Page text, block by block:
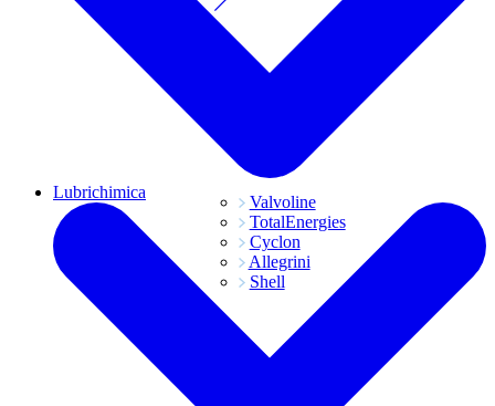
Valvoline
TotalEnergies
Cyclon
Allegrini
Shell
Lubrichimica